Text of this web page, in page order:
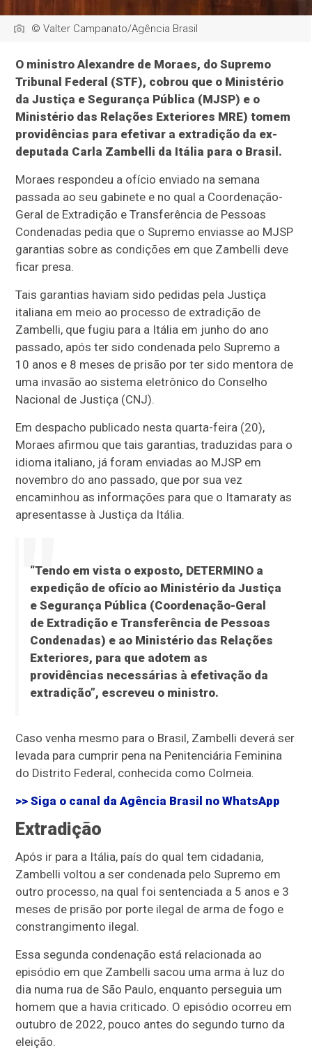
© Valter Campanato/Agência Brasil
O ministro Alexandre de Moraes, do Supremo
Tribunal Federal (STF), cobrou que o Ministério
da Justiça e Segurança Pública (MJSP) e o
Ministério das Relações Exteriores MRE) tomem
providências para efetivar a extradição da ex-
deputada Carla Zambelli da Itália para o Brasil.
Moraes respondeu a ofício enviado na semana
passada ao seu gabinete e no qual a Coordenação-
Geral de Extradição e Transferência de Pessoas
Condenadas pedia que o Supremo enviasse ao MJSP
garantias sobre as condições em que Zambelli deve
ficar presa.
Tais garantias haviam sido pedidas pela Justiça
italiana em meio ao processo de extradição de
Zambelli, que fugiu para a Itália em junho do ano
passado, após ter sido condenada pelo Supremo a
10 anos e 8 meses de prisão por ter sido mentora de
uma invasão ao sistema eletrônico do Conselho
Nacional de Justiça (CNJ).
Em despacho publicado nesta quarta-feira (20),
Moraes afirmou que tais garantias, traduzidas para o
idioma italiano, já foram enviadas ao MJSP em
novembro do ano passado, que por sua vez
encaminhou as informações para que o Itamaraty as
apresentasse à Justiça da Itália.
“Tendo em vista o exposto, DETERMINO a
expedição de ofício ao Ministério da Justiça
e Segurança Pública (Coordenação-Geral
de Extradição e Transferência de Pessoas
Condenadas) e ao Ministério das Relações
Exteriores, para que adotem as
providências necessárias à efetivação da
extradição”, escreveu o ministro.
Caso venha mesmo para o Brasil, Zambelli deverá ser
levada para cumprir pena na Penitenciária Feminina
do Distrito Federal, conhecida como Colmeia.
>> Siga o canal daAgência Brasil no WhatsApp
Extradição
Após ir para a Itália, país do qual tem cidadania,
Zambelli voltou a ser condenada pelo Supremo em
outro processo, na qual foi sentenciada a 5 anos e 3
meses de prisão por porte ilegal de arma de fogo e
constrangimento ilegal.
Essa segunda condenação está relacionada ao
episódio em que Zambelli sacou uma arma à luz do
dia numa rua de São Paulo, enquanto perseguia um
homem que a havia criticado. O episódio ocorreu em
outubro de 2022, pouco antes do segundo turno da
eleição.